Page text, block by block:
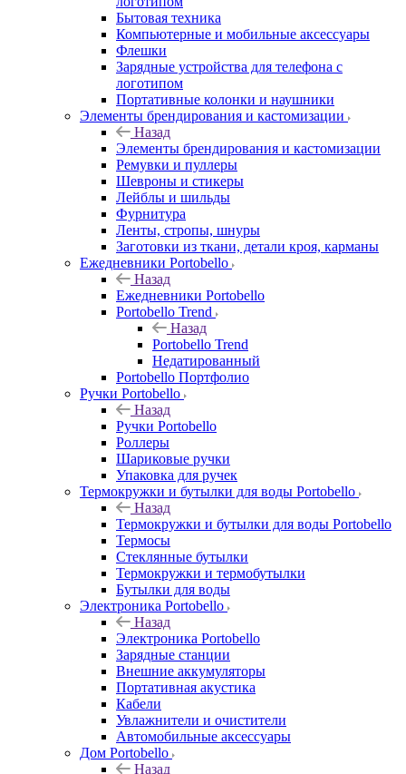
Бытовая техника
Компьютерные и мобильные аксессуары
Флешки
Зарядные устройства для телефона с
логотипом
Портативные колонки и наушники
Элементы брендирования и кастомизации
Назад
Элементы брендирования и кастомизации
Ремувки и пуллеры
Шевроны и стикеры
Лейблы и шильды
Фурнитура
Ленты, стропы, шнуры
Заготовки из ткани, детали кроя, карманы
Ежедневники Portobello
Назад
Ежедневники Portobello
Portobello Trend
Назад
Portobello Trend
Недатированный
Portobello Портфолио
Ручки Portobello
Назад
Ручки Portobello
Роллеры
Шариковые ручки
Упаковка для ручек
Термокружки и бутылки для воды Portobello
Назад
Термокружки и бутылки для воды Portobello
Термосы
Стеклянные бутылки
Термокружки и термобутылки
Бутылки для воды
Электроника Portobello
Назад
Электроника Portobello
Зарядные станции
Внешние аккумуляторы
Портативная акустика
Кабели
Увлажнители и очистители
Автомобильные аксессуары
Дом Portobello
Назад